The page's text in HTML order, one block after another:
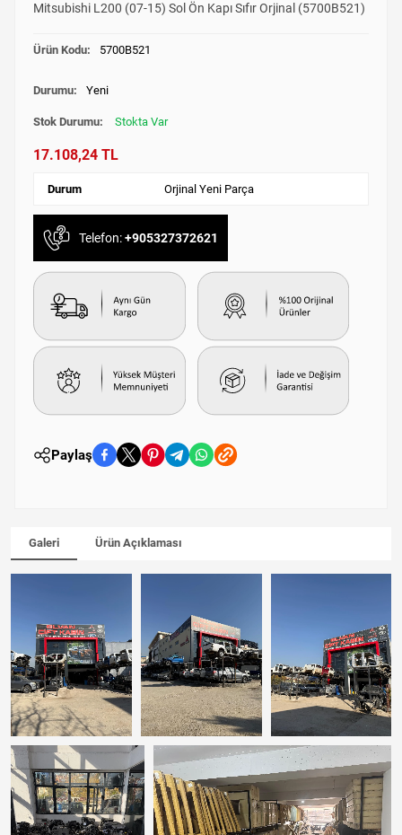
Mitsubishi L200 (07-15) Sol Ön Kapı Sıfır Orjinal (5700B521)
Ürün Kodu: 5700B521
Durumu: Yeni
Stok Durumu: Stokta Var
17.108,24 TL
Durum Orjinal Yeni Parça
Telefon:+905327372621
Paylaş
Galeri Ürün Açıklaması